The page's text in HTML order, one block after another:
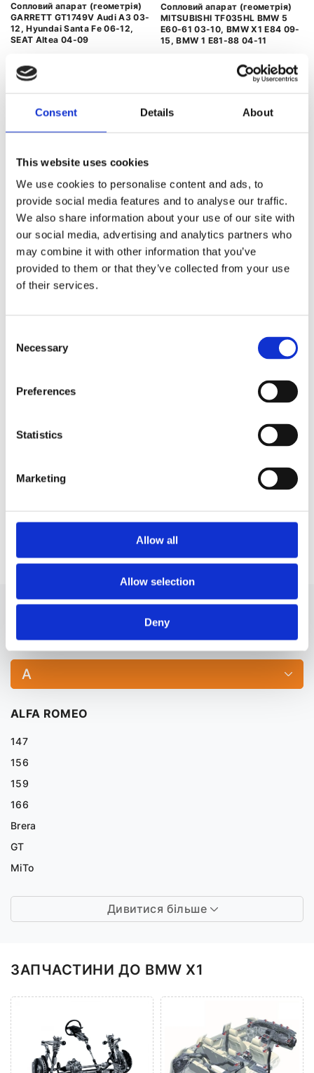
Consent Details About
This website uses cookies
We use cookies to personalise content and ads, to
provide social media features and to analyse our traffic.
We also share information about your use of our site with
our social media, advertising and analytics partners who
may combine it with other information that you’ve
provided to them or that they’ve collected from your use
of their services.
Selection
Necessary
Preferences
Statistics
Marketing
Allow all
Allow selection
Deny
Сопловий апарат (геометрія)
GARRETT GT1749V Audi A3 03-
12, Hyundai Santa Fe 06-12,
SEAT Altea 04-09
3277-0100
Сопловий апарат (геометрія)
MITSUBISHI TF035HL BMW 5
E60-61 03-10, BMW X1 E84 09-
15, BMW 1 E81-88 04-11
MS.NR-0031
СОПЛОВИЙ АПАРАТ (ГЕОМЕТРІЯ) ДО
ІНШИХ МОДЕЛЕЙ BMW
Сопловий апарат
(геометрія) 3
Сопловий апарат
Сопловий апарат
(геометрія) 5
Сопловий апарат
Сопловий апарат
Сопловий апарат
Сопловий апарат
Сопловий апарат
СОПЛОВИЙ АПАРАТ (ГЕОМЕТРІЯ) ДО
BMW X1 ДЛЯ ІНШИХ АВТОМОБІЛІВ
A
ALFA ROMEO
147
156
159
166
Brera
GT
MiTo
Дивитися більше
ЗАПЧАСТИНИ ДО BMW X1